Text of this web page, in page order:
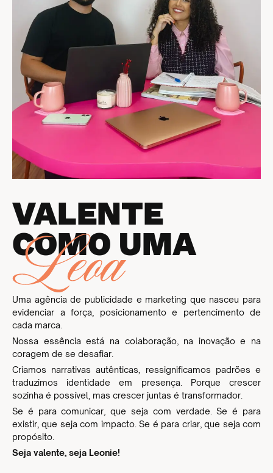
VALENTE
COMO UMA
Uma agência de publicidade e marketing que nasceu para
evidenciar a força, posicionamento e pertencimento de
cada marca.
Nossa essência está na colaboração, na inovação e na
coragem de se desafiar.
Criamos narrativas autênticas, ressignificamos padrões e
traduzimos identidade em presença. Porque crescer
sozinha é possível, mas crescer juntas é transformador.
Se é para comunicar, que seja com verdade. Se é para
existir, que seja com impacto. Se é para criar, que seja com
propósito.
Seja valente, seja Leonie!